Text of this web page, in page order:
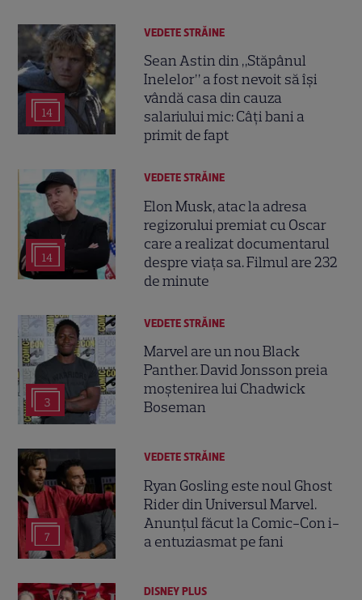
14
VEDETE STRĂINE
Sean Astin din „Stăpânul
Inelelor” a fost nevoit să își
vândă casa din cauza
salariului mic: Câți bani a
primit de fapt
14
VEDETE STRĂINE
Elon Musk, atac la adresa
regizorului premiat cu Oscar
care a realizat documentarul
despre viața sa. Filmul are 232
de minute
3
VEDETE STRĂINE
Marvel are un nou Black
Panther. David Jonsson preia
moștenirea lui Chadwick
Boseman
7
VEDETE STRĂINE
Ryan Gosling este noul Ghost
Rider din Universul Marvel.
Anunțul făcut la Comic-Con i-
a entuziasmat pe fani
DISNEY PLUS